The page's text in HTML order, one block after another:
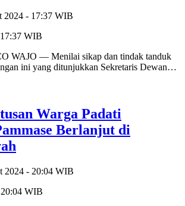
2024 - 17:37 WIB
WIB
WAJO — Menilai sikap dan tindak tanduk
ini yang ditunjukkan Sekretaris Dewan…
Warga Padati
Berlanjut di
2024 - 20:04 WIB
WIB